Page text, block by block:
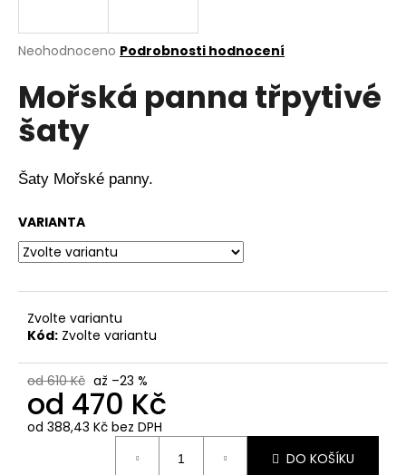
Průměrné
produktu
je
0,0
z
hvězdiček.
Neohodnoceno Podrobnosti hodnocení
Mořská panna třpytivé
šaty
Šaty Mořské panny.
VARIANTA
Zvolte variantu
Kód: Zvolte variantu
od 610 Kč až –23 %
od 470 Kč
od 388,43 Kč bez DPH
DO KOŠÍKU
j
t
?
D
o
p
r
u
č
u